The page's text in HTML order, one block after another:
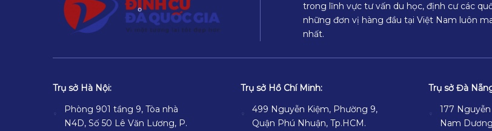
trong lĩnh vực tư vấn du học, định cư các
những đơn vị hàng đầu tại Việt Nam luôn
nhất.
Trụ sở Hà Nội:
Phòng 901 tầng 9, Tòa nhà
N4D, Số 50 Lê Văn Lương, P.
Trụ sở Hồ Chí Minh:
499 Nguyễn Kiệm, Phường 9,
Quận Phú Nhuận, Tp.HCM.
Trụ sở Đà
177
Nam